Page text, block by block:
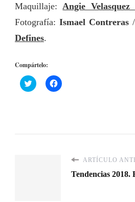
Maquillaje: Angie
Fotografía: Ismael Contreras/
Defines.
Compártelo:
Haz
clic
en
Haz
clic
en
nueva) ARTÍCULO
Tendencias